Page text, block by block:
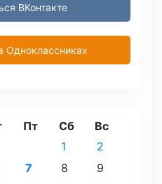
ВКонтакте
Одноклассниках
Пт Сб Вс
1
2
7 8
9